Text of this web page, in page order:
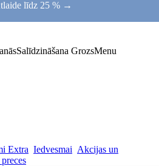
līdz 25 % →
Salīdzināšana GrozsMenu
Extra Iedvesmai Akcijas un